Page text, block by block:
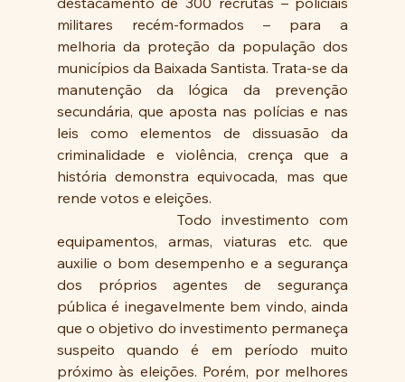
militares recém-formados – para a
melhoria da proteção da população dos
municípios da Baixada Santista. Trata-se da
manutenção da lógica da prevenção
secundária, que aposta nas polícias e nas
leis como elementos de dissuasão da
criminalidade e violência, crença que a
história demonstra equivocada, mas que
rende votos e eleições.
Todo investimento com
equipamentos, armas, viaturas etc. que
auxilie o bom desempenho e a segurança
dos próprios agentes de segurança
pública é inegavelmente bem vindo, ainda
que o objetivo do investimento permaneça
suspeito quando é em período muito
próximo às eleições. Porém, por melhores